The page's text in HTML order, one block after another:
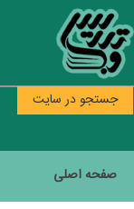
جستجو در سایت
صفحه اصلی